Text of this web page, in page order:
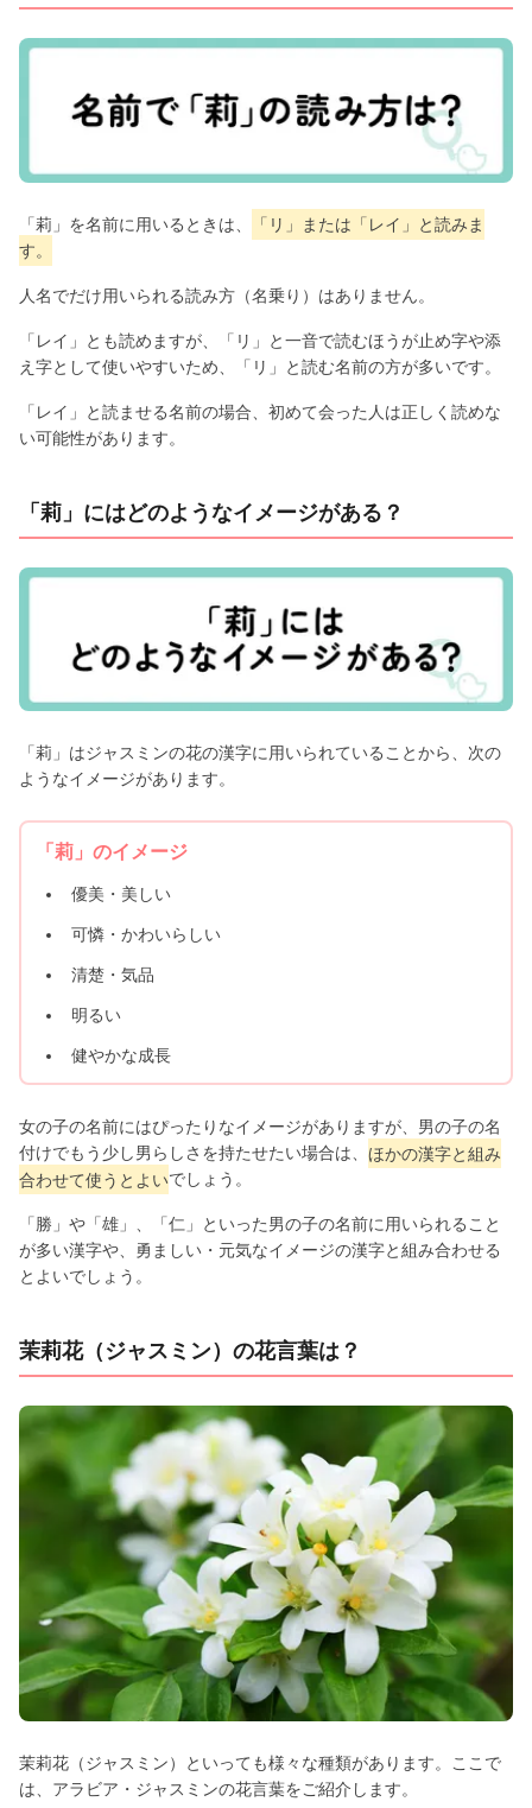
「莉」を名前に用いるときは、
「リ」または「レイ」と読みま
す。
人名でだけ用いられる読み方（名乗り）はありません。
「レイ」とも読めますが、「リ」と一音で読むほうが止め字や添
え字として使いやすいため、「リ」と読む名前の方が多いです。
「レイ」と読ませる名前の場合、初めて会った人は正しく読めな
い可能性があります。
「莉」にはどのようなイメージがある？
「莉」はジャスミンの花の漢字に用いられていることから、次の
ようなイメージがあります。
「莉」のイメージ
優美・美しい
可憐・かわいらしい
清楚・気品
明るい
健やかな成長
女の子の名前にはぴったりなイメージがありますが、男の子の名
付けでもう少し男らしさを持たせたい場合は、 ほかの漢字と組み
合わせて使うとよいでしょう。
「勝」や「雄」、「仁」といった男の子の名前に用いられること
が多い漢字や、勇ましい・元気なイメージの漢字と組み合わせる
とよいでしょう。
茉莉花（ジャスミン）の花言葉は？
茉莉花（ジャスミン）といっても様々な種類があります。ここで
は、アラビア・ジャスミンの花言葉をご紹介します。